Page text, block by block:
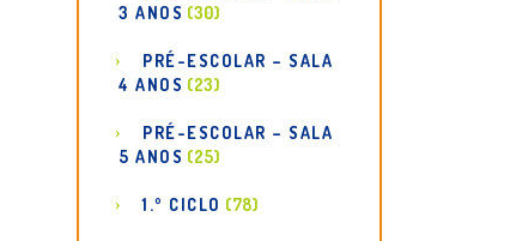
3 ANOS (30)
PRÉ-ESCOLAR – SALA
4 ANOS (23)
PRÉ-ESCOLAR – SALA
5 ANOS (25)
1.º CICLO (78)